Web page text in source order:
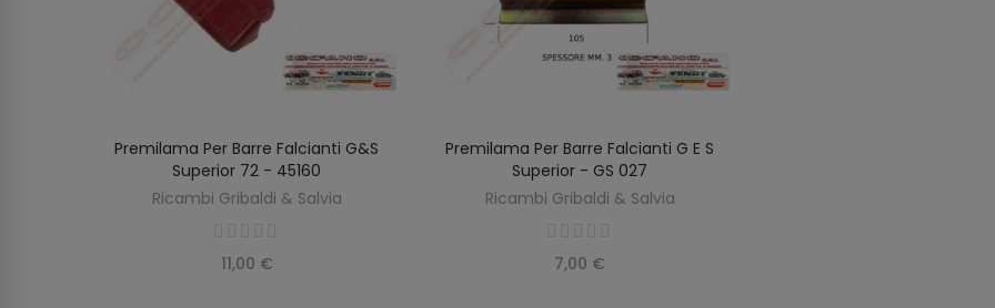
AGGIUNGI AL CARRELLO
Premilama Per Barre Falcianti G&S
Superior 72 - 45160
Ricambi Gribaldi & Salvia
11,00 €
AGGIUNGI AL CARRELLO
Premilama Per Barre Falcianti G E S
Superior - GS 027
Ricambi Gribaldi & Salvia
7,00 €